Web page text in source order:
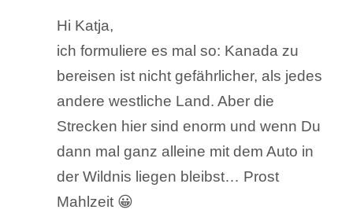
Hi Katja,
ich formuliere es mal so: Kanada zu
bereisen ist nicht gefährlicher, als jedes
andere westliche Land. Aber die
Strecken hier sind enorm und wenn Du
dann mal ganz alleine mit dem Auto in
der Wildnis liegen bleibst… Prost
Mahlzeit 😀